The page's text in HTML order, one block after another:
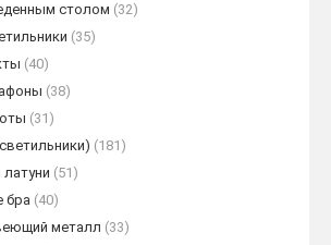
столом (32)
(35)
(40)
(38)
(31)
(181)
(51)
бра (40)
металл (33)